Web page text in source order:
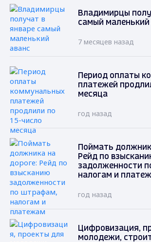
Владимирцы
самый маленький
7 месяцев назад
Период оплаты
платежей
месяца
год назад
Поймать
Рейд по
задолженности
налогам и
год назад
Цифровизация,
молодежи,